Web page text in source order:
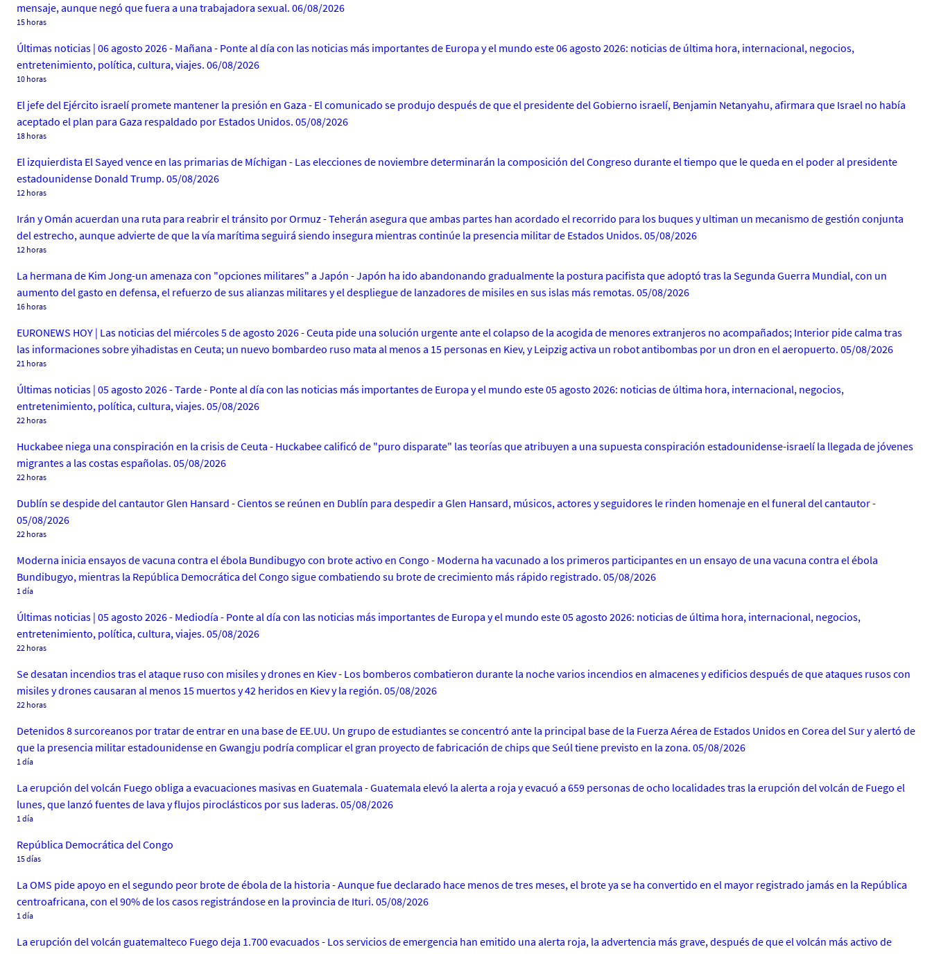
mensaje, aunque negó que fuera a una trabajadora sexual. 06/08/2026
15 horas
Últimas noticias | 06 agosto 2026 - Mañana - Ponte al día con las noticias más importantes de Europa y el mundo este 06 agosto 2026: noticias de última hora, internacional, negocios,
entretenimiento, política, cultura, viajes. 06/08/2026
10 horas
El jefe del Ejército israelí promete mantener la presión en Gaza - El comunicado se produjo después de que el presidente del Gobierno israelí, Benjamin Netanyahu, afirmara que Israel no había
aceptado el plan para Gaza respaldado por Estados Unidos. 05/08/2026
18 horas
El izquierdista El Sayed vence en las primarias de Míchigan - Las elecciones de noviembre determinarán la composición del Congreso durante el tiempo que le queda en el poder al presidente
estadounidense Donald Trump. 05/08/2026
12 horas
Irán y Omán acuerdan una ruta para reabrir el tránsito por Ormuz - Teherán asegura que ambas partes han acordado el recorrido para los buques y ultiman un mecanismo de gestión conjunta
del estrecho, aunque advierte de que la vía marítima seguirá siendo insegura mientras continúe la presencia militar de Estados Unidos. 05/08/2026
12 horas
La hermana de Kim Jong-un amenaza con "opciones militares" a Japón - Japón ha ido abandonando gradualmente la postura pacifista que adoptó tras la Segunda Guerra Mundial, con un
aumento del gasto en defensa, el refuerzo de sus alianzas militares y el despliegue de lanzadores de misiles en sus islas más remotas. 05/08/2026
16 horas
EURONEWS HOY | Las noticias del miércoles 5 de agosto 2026 - Ceuta pide una solución urgente ante el colapso de la acogida de menores extranjeros no acompañados; Interior pide calma tras
las informaciones sobre yihadistas en Ceuta; un nuevo bombardeo ruso mata al menos a 15 personas en Kiev, y Leipzig activa un robot antibombas por un dron en el aeropuerto. 05/08/2026
21 horas
Últimas noticias | 05 agosto 2026 - Tarde - Ponte al día con las noticias más importantes de Europa y el mundo este 05 agosto 2026: noticias de última hora, internacional, negocios,
entretenimiento, política, cultura, viajes. 05/08/2026
22 horas
Huckabee niega una conspiración en la crisis de Ceuta - Huckabee calificó de "puro disparate" las teorías que atribuyen a una supuesta conspiración estadounidense-israelí la llegada de jóvenes
migrantes a las costas españolas. 05/08/2026
22 horas
Dublín se despide del cantautor Glen Hansard - Cientos se reúnen en Dublín para despedir a Glen Hansard, músicos, actores y seguidores le rinden homenaje en el funeral del cantautor -
05/08/2026
22 horas
Moderna inicia ensayos de vacuna contra el ébola Bundibugyo con brote activo en Congo - Moderna ha vacunado a los primeros participantes en un ensayo de una vacuna contra el ébola
Bundibugyo, mientras la República Democrática del Congo sigue combatiendo su brote de crecimiento más rápido registrado. 05/08/2026
1 día
Últimas noticias | 05 agosto 2026 - Mediodía - Ponte al día con las noticias más importantes de Europa y el mundo este 05 agosto 2026: noticias de última hora, internacional, negocios,
entretenimiento, política, cultura, viajes. 05/08/2026
22 horas
Se desatan incendios tras el ataque ruso con misiles y drones en Kiev - Los bomberos combatieron durante la noche varios incendios en almacenes y edificios después de que ataques rusos con
misiles y drones causaran al menos 15 muertos y 42 heridos en Kiev y la región. 05/08/2026
22 horas
Detenidos 8 surcoreanos por tratar de entrar en una base de EE.UU. Un grupo de estudiantes se concentró ante la principal base de la Fuerza Aérea de Estados Unidos en Corea del Sur y alertó de
que la presencia militar estadounidense en Gwangju podría complicar el gran proyecto de fabricación de chips que Seúl tiene previsto en la zona. 05/08/2026
1 día
La erupción del volcán Fuego obliga a evacuaciones masivas en Guatemala - Guatemala elevó la alerta a roja y evacuó a 659 personas de ocho localidades tras la erupción del volcán de Fuego el
lunes, que lanzó fuentes de lava y flujos piroclásticos por sus laderas. 05/08/2026
1 día
República Democrática del Congo
15 días
La OMS pide apoyo en el segundo peor brote de ébola de la historia - Aunque fue declarado hace menos de tres meses, el brote ya se ha convertido en el mayor registrado jamás en la República
centroafricana, con el 90% de los casos registrándose en la provincia de Ituri. 05/08/2026
1 día
La erupción del volcán guatemalteco Fuego deja 1.700 evacuados - Los servicios de emergencia han emitido una alerta roja, la advertencia más grave, después de que el volcán más activo de